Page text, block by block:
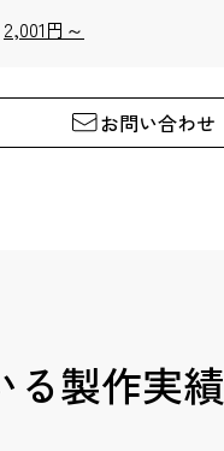
2,001円～
お問い合わせ
る製作実績